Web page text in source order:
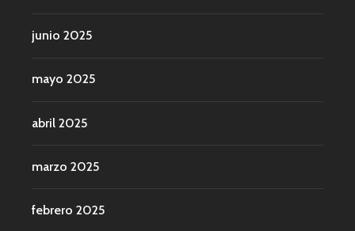
junio 2025
mayo 2025
abril 2025
marzo 2025
febrero 2025